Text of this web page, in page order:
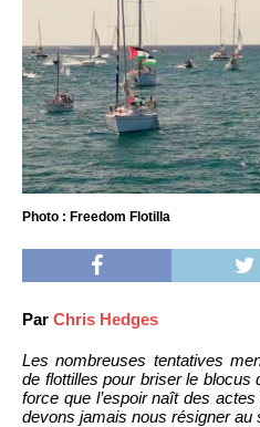
Photo : Freedom Flotilla
Par Chris Hedges
Les nombreuses tentatives
de flottilles pour briser le blocus
force que l’espoir naît des
devons jamais nous résigner au